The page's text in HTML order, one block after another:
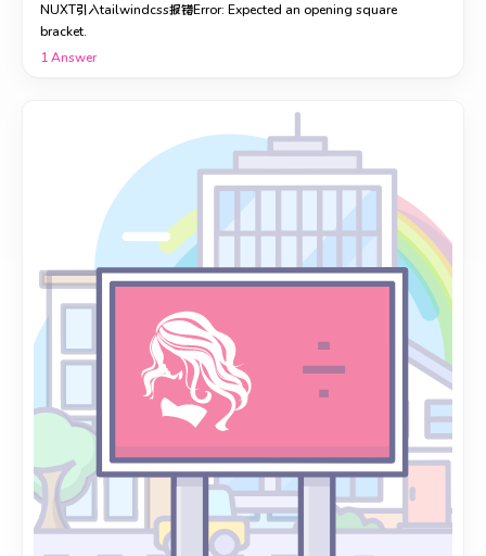
NUXT引入tailwindcss报错Error: Expected an opening square
bracket.
1Answer